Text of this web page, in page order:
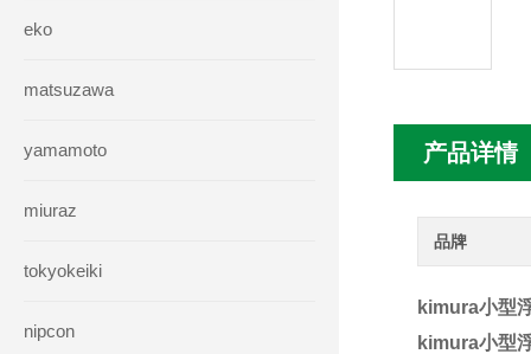
eko
matsuzawa
yamamoto
miuraz
tokyokeiki
nipcon
产品详情
品牌
kimura小型
kimura小型